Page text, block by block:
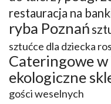
restauracja na
ryba Poznań
sztućce dla dziecka
Cateringowe
ekologiczne
gości weselnych